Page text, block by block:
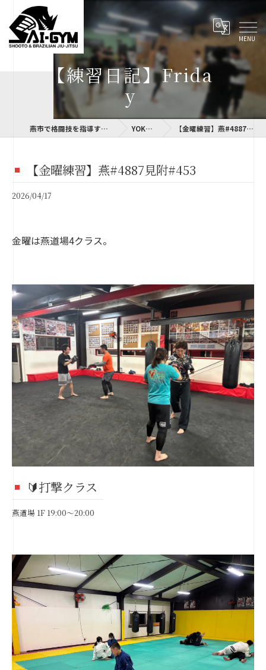
【練習日記】Frida
y
燕市で格闘技を指導するSAI-GYM YOKOLOG 【金曜練習】燕#4887見附#453
【金曜練習】燕#4887見附#453
2026/04/17
金曜は燕道場4クラス。
🔰打撃クラス
燕道場 1F 19:00～20:00